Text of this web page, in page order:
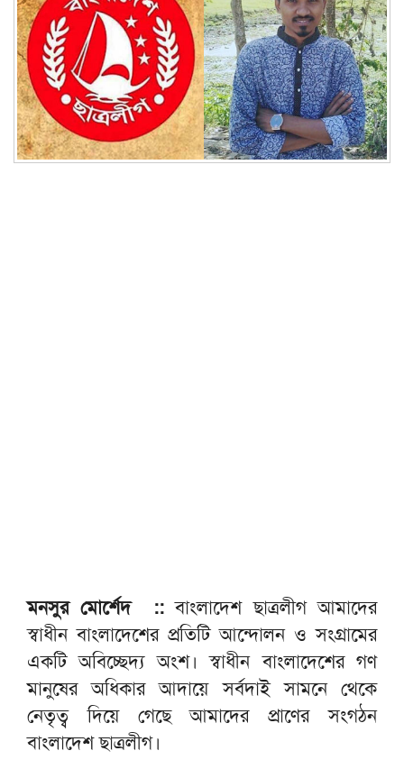
মনসুর মোর্শেদ ::বাংলাদেশ ছাত্রলীগ আমাদের
স্বাধীন বাংলাদেশের প্রতিটি আন্দোলন ও সংগ্রামের
একটি অবিচ্ছেদ্য অংশ। স্বাধীন বাংলাদেশের গণ
মানুষের অধিকার আদায়ে সর্বদাই সামনে থেকে
নেতৃত্ব দিয়ে গেছে আমাদের প্রাণের সংগঠন
বাংলাদেশ ছাত্রলীগ।